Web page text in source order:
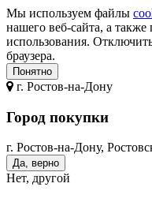
Мы используем файлы
нашего веб-сайта, а
использования.
браузера.
Понятно
г. Ростов-на-Дону
Город покупки
г. Ростов-на-Дону,
Да, верно
Нет, другой